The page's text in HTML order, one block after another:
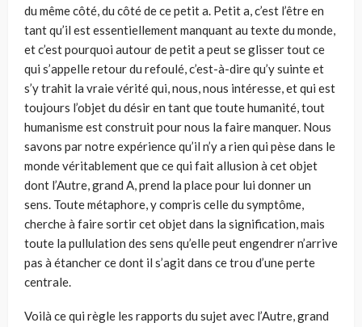
du même côté, du côté de ce petit a. Petit a, c’est l’être en
tant qu’il est essentiellement manquant au texte du monde,
et c’est pourquoi autour de petit a peut se glisser tout ce
qui s’appelle retour du refoulé, c’est-à-dire qu’y suinte et
s’y trahit la vraie vérité qui, nous, nous intéresse, et qui est
toujours l’objet du désir en tant que toute humanité, tout
humanisme est construit pour nous la faire manquer. Nous
savons par notre expérience qu’il n’y a rien qui pèse dans le
monde véritablement que ce qui fait allusion à cet objet
dont l’Autre, grand A, prend la place pour lui donner un
sens. Toute métaphore, y compris celle du symptôme,
cherche à faire sortir cet objet dans la signification, mais
toute la pullulation des sens qu’elle peut engendrer n’arrive
pas à étancher ce dont il s’agit dans ce trou d’une perte
centrale.
Voilà ce qui règle les rapports du sujet avec l’Autre, grand